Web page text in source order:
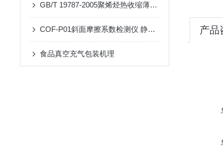
GB/T 19787-2005聚烯烃热收缩薄膜电子拉力试验机
COF-P01斜面摩擦系数检测仪 静摩擦系数仪——仪器百科
食品真空充气包装机理
产品